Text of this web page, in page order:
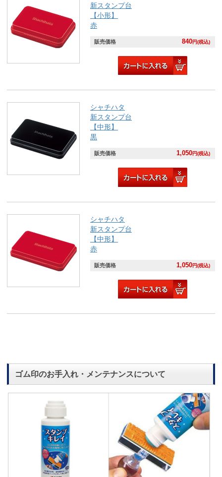
新スタンプ台
【小形】
赤
販売価格 840円(税込)
シャチハタ
新スタンプ台
【中形】
黒
販売価格 1,050円(税込)
シャチハタ
新スタンプ台
【中形】
赤
販売価格 1,050円(税込)
ゴム印のお手入れ・メンテナンスについて